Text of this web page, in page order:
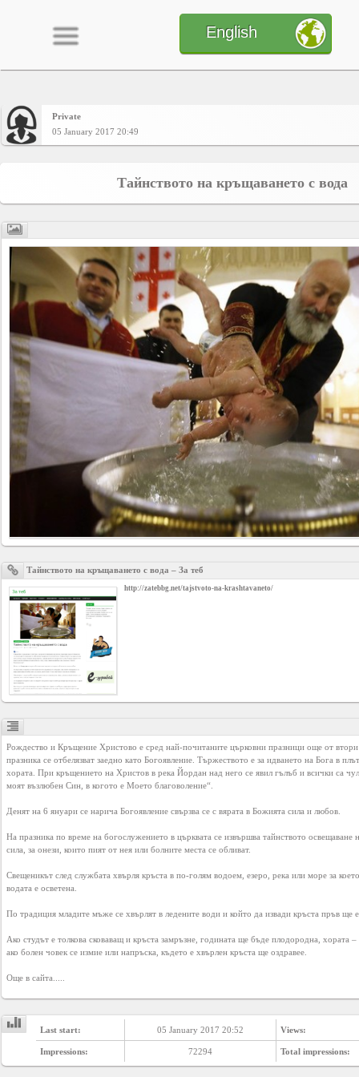
Home
Yepses
Members
interest
Social
interest
FB
login
Registration
YEPSE.COM
About
us
User
Agreement
Contact
English
Private
05 January 2017 20:49
Тайнството на кръщаването с вода
Тайнството на кръщаването с вода – За теб
http://zatebbg.net/tajstvoto-na-krashtavaneto/
Рождество и Кръщение Христово е сред най-почитаните църковни празници още от
празника се отбелязват заедно като Богоявление. Тържеството е за идването на Бога в
хората. При кръщението на Христов в река Йордан над него се явил гълъб и всички са
моят възлюбен Син, в когото е Моето благоволение“.
Денят на 6 януари се нарича Богоявление свързва се с вярата в Божията сила и любов.
На празника по време на богослужението в църквата се извършва тайнството освещаване
сила, за онези, които пият от нея или болните места се обливат.
Свещеникът след службата хвърля кръста в по-голям водоем, езеро, река или море за
водата е осветена.
По традиция младите мъже се хвърлят в ледените води и който да извади кръста пръв ще
Ако студът е толкова сковаващ и кръста замръзне, годината ще бъде плодородна, хората
ако болен човек се измие или напръска, където е хвърлен кръста ще оздравее.
Още в сайта.....
Last start: 05 January 2017 20:52 Views:
Impressions: 72294 Total impressions: